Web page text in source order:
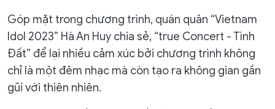
Góp mặt trong chương trình, quán quân “Vietnam
Idol 2023” Hà An Huy chia sẻ, “true Concert - Tình
Đất” để lại nhiều cảm xúc bởi chương trình không
chỉ là một đêm nhạc mà còn tạo ra không gian gần
gũi với thiên nhiên.